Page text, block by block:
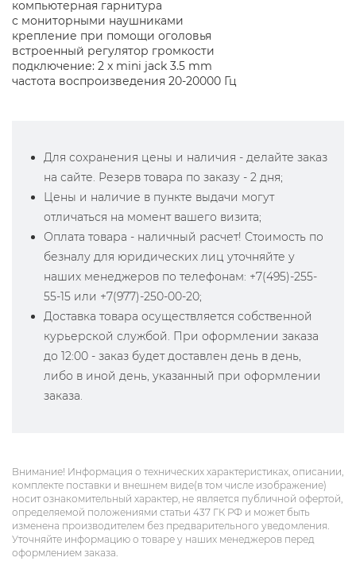
компьютерная гарнитура
с мониторными наушниками
крепление при помощи оголовья
встроенный регулятор громкости
подключение: 2 x mini jack 3.5 mm
частота воспроизведения 20-20000 Гц
Для сохранения цены и наличия - делайте заказ
на сайте. Резерв товара по заказу - 2 дня;
Цены и наличие в пункте выдачи могут
отличаться на момент вашего визита;
Оплата товара - наличный расчет! Стоимость по
безналу для юридических лиц уточняйте у
наших менеджеров по телефонам: +7(495)-255-
55-15 или +7(977)-250-00-20;
Доставка товара осуществляется собственной
курьерской службой. При оформлении заказа
до 12:00 - заказ будет доставлен день в день,
либо в иной день, указанный при оформлении
заказа.
Внимание! Информация о технических характеристиках, описании,
комплекте поставки и внешнем виде(в том числе изображение)
носит ознакомительный характер, не является публичной офертой,
определяемой положениями статьи 437 ГК РФ и может быть
изменена производителем без предварительного уведомления.
Уточняйте информацию о товаре у наших менеджеров перед
оформлением заказа.